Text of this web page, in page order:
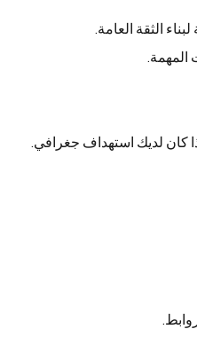
الثقة العامة.
كان لديك استهداف جغرافي.